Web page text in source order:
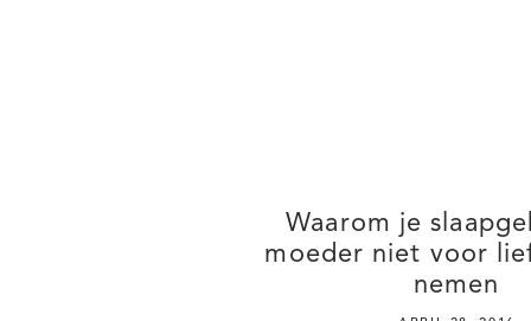
Waarom je
moeder niet voor
nemen